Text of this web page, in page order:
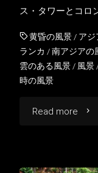
ン
カ
の
ス・タワーとコ
黄昏の風景 / アジ
ランカ /南アジアの
雲のある風景/ 風景
時の風景
Read more "ロ